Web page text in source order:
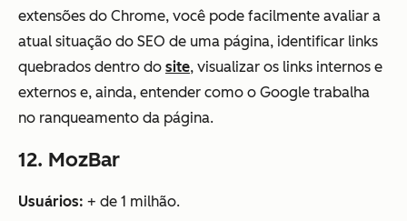
extensões do Chrome, você pode facilmente avaliar a
atual situação do SEO de uma página, identificar links
quebrados dentro do site, visualizar os links internos e
externos e, ainda, entender como o Google trabalha
no ranqueamento da página.
12. MozBar
Usuários: + de 1 milhão.